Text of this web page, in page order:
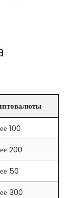
100
200
50
300